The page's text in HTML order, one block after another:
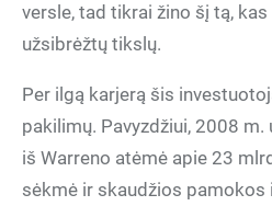
versle, tad tikrai žino šį tą,
užsibrėžtų tikslų.
Per ilgą karjerą šis
pakilimų. Pavyzdžiui, 2008
iš Warreno atėmė apie 23
sėkmė ir skaudžios pamokos